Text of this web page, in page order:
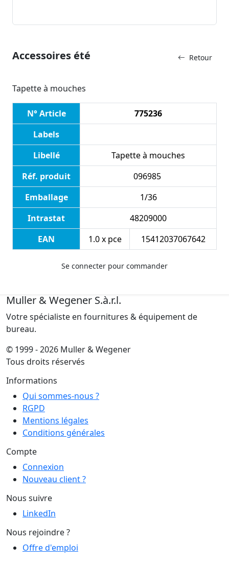
Retour
Accessoires été
Tapette à mouches
N° Article
775236
Labels
Libellé
Tapette à mouches
Réf. produit
096985
Emballage
1/36
Intrastat
48209000
EAN
1.0 x pce 15412037067642
Se connecter pour commander
Muller & Wegener S.à.r.l.
Votre spécialiste en fournitures & équipement de
bureau.
© 1999 - 2026 Muller & Wegener
Tous droits réservés
Informations
Qui sommes-nous ?
RGPD
Mentions légales
Conditions générales
Compte
Connexion
Nouveau client ?
Nous suivre
LinkedIn
Nous rejoindre ?
Offre d'emploi